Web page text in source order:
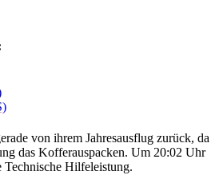
von ihrem Jahresausflug zurück, da
das Kofferauspacken. Um 20:02 Uhr
Technische Hilfeleistung.